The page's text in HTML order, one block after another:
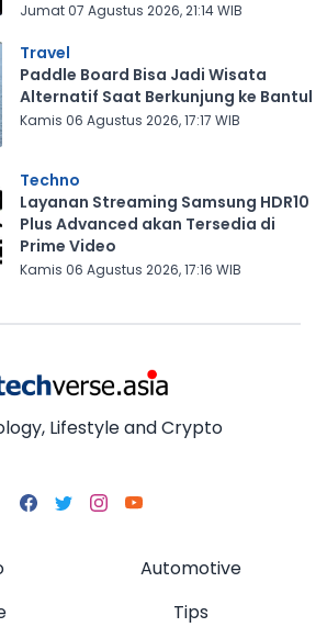
Jumat 07 Agustus 2026, 21:14 WIB
Travel
Paddle Board Bisa Jadi Wisata
Alternatif Saat Berkunjung ke Bantul
Kamis 06 Agustus 2026, 17:17 WIB
Techno
Layanan Streaming Samsung HDR10
Plus Advanced akan Tersedia di
Prime Video
Kamis 06 Agustus 2026, 17:16 WIB
Lifestyle and Crypto
Automotive
Tips